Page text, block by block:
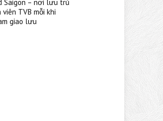
Saigon – nơi lưu trú
TVB mỗi khi
giao lưu